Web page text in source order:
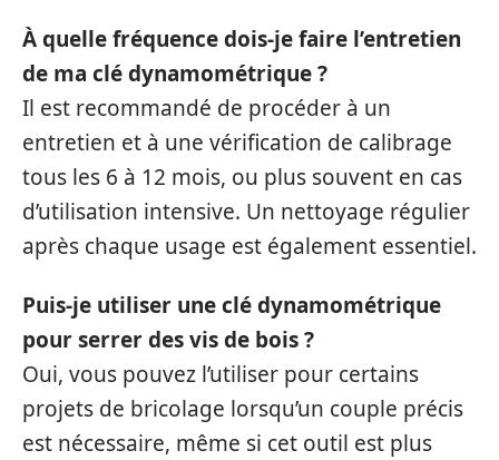
À quelle fréquence dois-je faire l’entretien
de ma clé dynamométrique ?
Il est recommandé de procéder à un
entretien et à une vérification de calibrage
tous les 6 à 12 mois, ou plus souvent en cas
d’utilisation intensive. Un nettoyage régulier
après chaque usage est également essentiel.
Puis-je utiliser une clé dynamométrique
pour serrer des vis de bois ?
Oui, vous pouvez l’utiliser pour certains
projets de bricolage lorsqu’un couple précis
est nécessaire, même si cet outil est plus